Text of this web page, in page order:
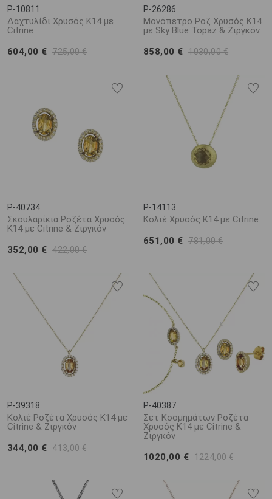
P-10811
Δαχτυλίδι Χρυσός Κ14 με
Citrine
604,00 € 725,00 €
P-26286
Μονόπετρο Ροζ Χρυσός Κ14
με Sky Blue Topaz & Ζιργκόν
858,00 € 1030,00 €
P-40734
Σκουλαρίκια Ροζέτα Χρυσός
Κ14 με Citrine & Ζιργκόν
352,00 € 422,00 €
P-14113
Κολιέ Χρυσός Κ14 με Citrine
651,00 € 781,00 €
P-39318
Κολιέ Ροζέτα Χρυσός Κ14 με
Citrine & Ζιργκόν
344,00 € 413,00 €
P-40387
Σετ Κοσμημάτων Ροζέτα
Χρυσός Κ14 με Citrine &
Ζιργκόν
1020,00 € 1224,00 €